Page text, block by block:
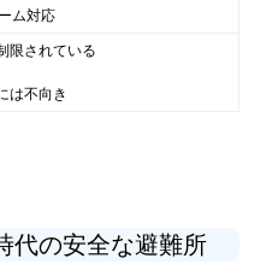
ム対応
限されている
は不向き
代の安全な避難所